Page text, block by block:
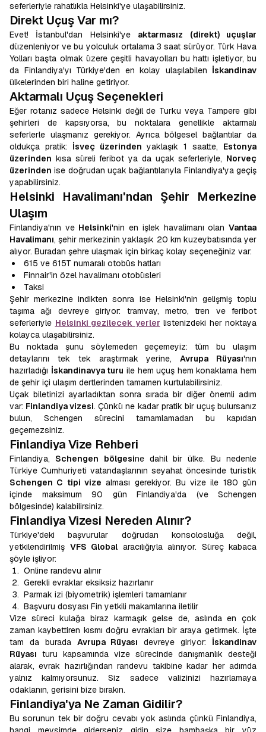
seferleriyle rahatlıkla Helsinki'ye ulaşabilirsiniz.
Direkt Uçuş Var mı?
Evet! İstanbul'dan Helsinki'ye aktarmasız (direkt) uçuşlar
düzenleniyor ve bu yolculuk ortalama 3 saat sürüyor. Türk Hava
Yolları başta olmak üzere çeşitli havayolları bu hattı işletiyor, bu
da Finlandiya'yı Türkiye'den en kolay ulaşılabilen İskandinav
ülkelerinden biri haline getiriyor.
Aktarmalı Uçuş Seçenekleri
Eğer rotanız sadece Helsinki değil de Turku veya Tampere gibi
şehirleri de kapsıyorsa, bu noktalara genellikle aktarmalı
seferlerle ulaşmanız gerekiyor. Ayrıca bölgesel bağlantılar da
oldukça pratik: İsveç üzerinden yaklaşık 1 saatte, Estonya
üzerinden kısa süreli feribot ya da uçak seferleriyle, Norveç
üzerinden ise doğrudan uçak bağlantılarıyla Finlandiya'ya geçiş
yapabilirsiniz.
Helsinki Havalimanı'ndan Şehir Merkezine
Ulaşım
Finlandiya'nın ve Helsinki'nin en işlek havalimanı olanVantaa
Havalimanı, şehir merkezinin yaklaşık 20 km kuzeybatısında yer
alıyor. Buradan şehre ulaşmak için birkaç kolay seçeneğiniz var:
615 ve 615T numaralı otobüs hatları
Finnair'in özel havalimanı otobüsleri
Taksi
Şehir merkezine indikten sonra ise Helsinki'nin gelişmiş toplu
taşıma ağı devreye giriyor: tramvay, metro, tren ve feribot
seferleriyle Helsinki gezilecek yerler listenizdeki her noktaya
kolayca ulaşabilirsiniz.
Bu noktada şunu söylemeden geçemeyiz: tüm bu ulaşım
detaylarını tek tek araştırmak yerine,Avrupa Rüyası'nın
hazırladığı İskandinavya turu ile hem uçuş hem konaklama hem
de şehir içi ulaşım dertlerinden tamamen kurtulabilirsiniz.
Uçak biletinizi ayarladıktan sonra sırada bir diğer önemli adım
var: Finlandiya vizesi. Çünkü ne kadar pratik bir uçuş bulursanız
bulun, Schengen sürecini tamamlamadan bu kapıdan
geçemezsiniz.
Finlandiya Vize Rehberi
Finlandiya, Schengen bölgesine dahil bir ülke. Bu nedenle
Türkiye Cumhuriyeti vatandaşlarının seyahat öncesinde turistik
Schengen C tipi vize alması gerekiyor. Bu vize ile 180 gün
içinde maksimum 90 gün Finlandiya'da (ve Schengen
bölgesinde) kalabilirsiniz.
Finlandiya Vizesi Nereden Alınır?
Türkiye'deki başvurular doğrudan konsolosluğa değil,
yetkilendirilmiş VFS Global aracılığıyla alınıyor. Süreç kabaca
şöyle işliyor:
Online randevu alınır
Gerekli evraklar eksiksiz hazırlanır
Parmak izi (biyometrik) işlemleri tamamlanır
Başvuru dosyası Fin yetkili makamlarına iletilir
Vize süreci kulağa biraz karmaşık gelse de, aslında en çok
zaman kaybettiren kısmı doğru evrakları bir araya getirmek. İşte
tam da burada Avrupa Rüyası devreye giriyor: İskandinav
Rüyası turu kapsamında vize sürecinde danışmanlık desteği
alarak, evrak hazırlığından randevu takibine kadar her adımda
yalnız kalmıyorsunuz. Siz sadece valizinizi hazırlamaya
odaklanın, gerisini bize bırakın.
Finlandiya'ya Ne Zaman Gidilir?
Bu sorunun tek bir doğru cevabı yok aslında çünkü Finlandiya,